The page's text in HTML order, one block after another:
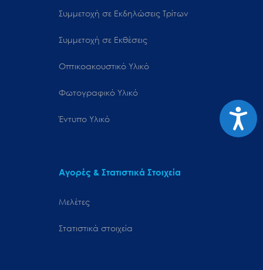
Συμμετοχή σε Εκδηλώσεις Τρίτων
Συμμετοχή σε Εκθέσεις
Οπτικοακουστικό Υλικό
Φωτογραφικό Υλικό
Έντυπο Υλικό
Αγορές & Στατιστικά Στοιχεία
Μελέτες
Στατιστικά στοιχεία